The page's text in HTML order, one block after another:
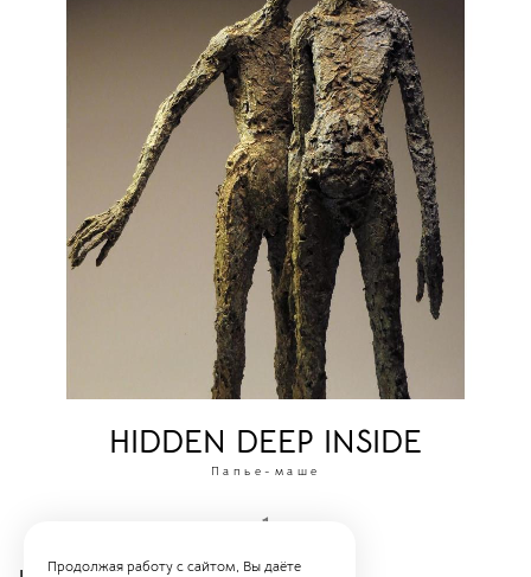
HIDDEN DEEP INSIDE
Папье-маше
1
Продолжая работу с сайтом, Вы даёте